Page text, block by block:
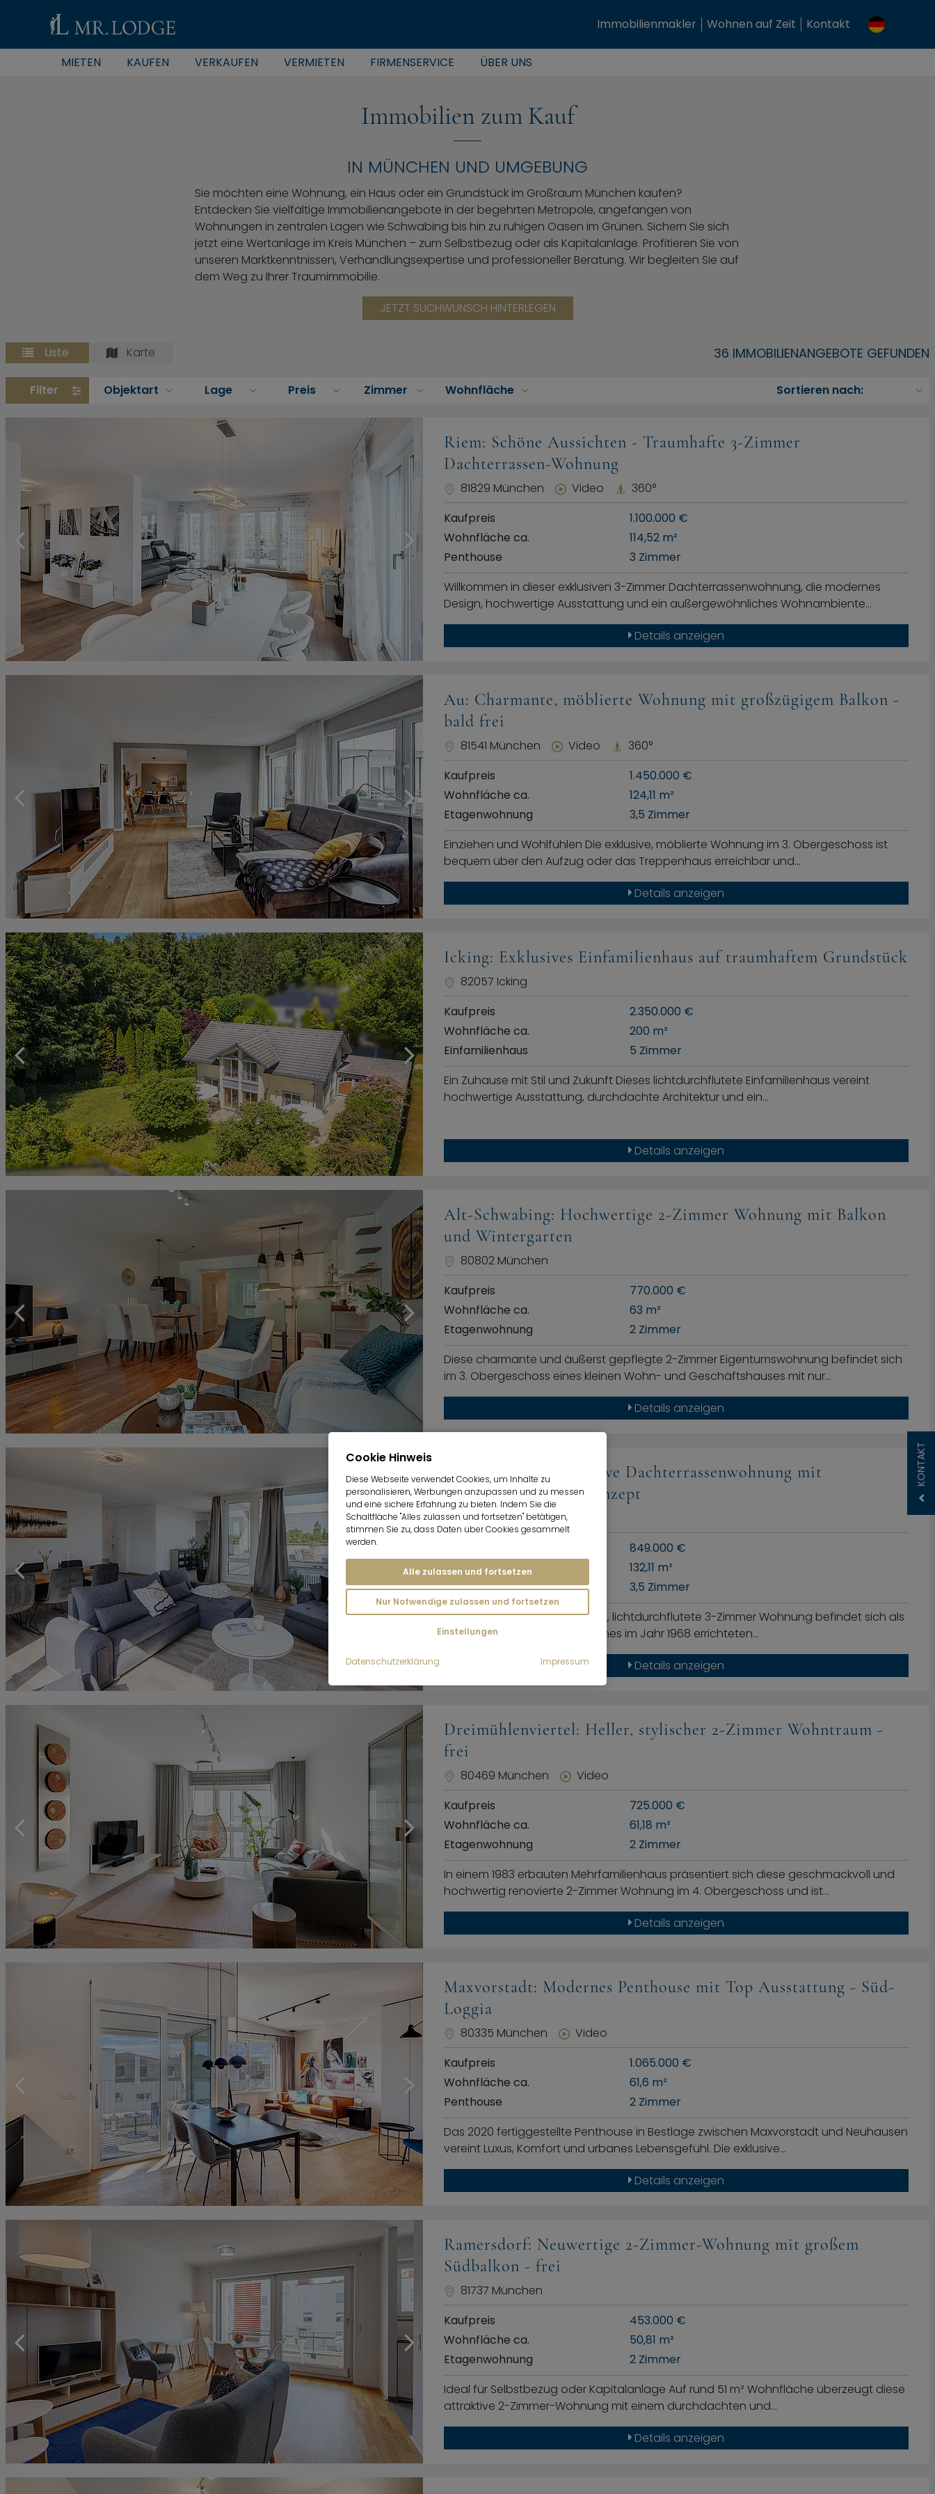
Immobilienmakler Wohnen auf Zeit Kontakt
MIETEN KAUFEN VERKAUFEN VERMIETEN FIRMENSERVICE ÜBER UNS
Immobilien zum Kauf
IN MÜNCHEN UND UMGEBUNG
Sie möchten eine Wohnung, ein Haus oder ein Grundstück im Großraum München kaufen?
Entdecken Sie vielfältige Immobilienangebote in der begehrten Metropole, angefangen von
Wohnungen in zentralen Lagen wie Schwabing bis hin zu ruhigen Oasen im Grünen. Sichern Sie sich
jetzt eine Wertanlage im Kreis München – zum Selbstbezug oder als Kapitalanlage. Profitieren Sie von
unseren Marktkenntnissen, Verhandlungsexpertise und professioneller Beratung. Wir begleiten Sie auf
dem Weg zu Ihrer Traumimmobilie.
JETZT SUCHWUNSCH HINTERLEGEN
Liste Karte 36 IMMOBILIENANGEBOTE GEFUNDEN
Filter Objektart Lage Preis Zimmer Wohnfläche
Riem: Schöne Aussichten - Traumhafte 3-Zimmer
Dachterrassen-Wohnung
81829 München Video
360°
Kaufpreis
1.100.000 €
Wohnfläche ca.
114,52 m²
Penthouse
3 Zimmer
Willkommen in dieser exklusiven 3-Zimmer Dachterrassenwohnung, die modernes
Design, hochwertige Ausstattung und ein außergewöhnliches Wohnambiente…
Details anzeigen
Au: Charmante, möblierte Wohnung mit großzügigem Balkon -
bald frei
81541 München Video
360°
Kaufpreis
1.450.000 €
Wohnfläche ca.
124,11 m²
Etagenwohnung
3,5 Zimmer
Einziehen und Wohlfühlen Die exklusive, möblierte Wohnung im 3. Obergeschoss ist
bequem über den Aufzug oder das Treppenhaus erreichbar und…
Details anzeigen
Icking: Exklusives Einfamilienhaus auf traumhaftem Grundstück
82057 Icking
Kaufpreis
2.350.000 €
Wohnfläche ca.
200 m²
Einfamilienhaus
5 Zimmer
Ein Zuhause mit Stil und Zukunft Dieses lichtdurchflutete Einfamilienhaus vereint
hochwertige Ausstattung, durchdachte Architektur und ein…
Details anzeigen
Alt-Schwabing: Hochwertige 2-Zimmer Wohnung mit Balkon
und Wintergarten
80802 München
Kaufpreis
770.000 €
Wohnfläche ca.
63 m²
Etagenwohnung
2 Zimmer
Diese charmante und äußerst gepflegte 2-Zimmer Eigentumswohnung befindet sich
im 3. Obergeschoss eines kleinen Wohn- und Geschäftshauses mit nur…
Details anzeigen
Berg am Laim: Exklusive Dachterrassenwohnung mit
großzügigem Wohnkonzept
81825 München
849.000 €
Wohnfläche ca.
132,11 m²
Terrassenwohnung
3,5 Zimmer
Diese bezugsfreie, großzügige, lichtdurchflutete 3-Zimmer Wohnung befindet sich als
Einzige im 4. Obergeschoss eines im Jahr 1968 errichteten…
Details anzeigen
Dreimühlenviertel: Heller, stylischer 2-Zimmer Wohntraum -
frei
80469 München
Video
Kaufpreis
725.000 €
Wohnfläche ca.
61,18 m²
Etagenwohnung
2 Zimmer
In einem 1983 erbauten Mehrfamilienhaus präsentiert sich diese geschmackvoll und
hochwertig renovierte 2-Zimmer Wohnung im 4. Obergeschoss und ist…
Details anzeigen
Maxvorstadt: Modernes Penthouse mit Top Ausstattung - Süd-
Loggia
80335 München
Video
Kaufpreis
1.065.000 €
Wohnfläche ca.
61,6 m²
Penthouse
2 Zimmer
Das 2020 fertiggestellte Penthouse in Bestlage zwischen Maxvorstadt und Neuhausen
vereint Luxus, Komfort und urbanes Lebensgefühl. Die exklusive…
Details anzeigen
Ramersdorf: Neuwertige 2-Zimmer-Wohnung mit großem
Südbalkon - frei
81737 München
Kaufpreis
453.000 €
Wohnfläche ca.
50,81 m²
Etagenwohnung
2 Zimmer
Ideal für Selbstbezug oder Kapitalanlage Auf rund 51 m² Wohnfläche überzeugt diese
attraktive 2-Zimmer-Wohnung mit einem durchdachten und…
Details anzeigen
KONTAKT
Cookie Hinweis
Diese Webseite verwendet Cookies, um Inhalte zu
personalisieren, Werbungen anzupassen und zu messen
und eine sichere Erfahrung zu bieten. Indem Sie die
Schaltfläche "Alles zulassen und fortsetzen" betätigen,
stimmen Sie zu, dass Daten über Cookies gesammelt
werden.
Alle zulassen und fortsetzen
Nur Notwendige zulassen und fortsetzen
Einstellungen
Datenschutzerklärung Impressum